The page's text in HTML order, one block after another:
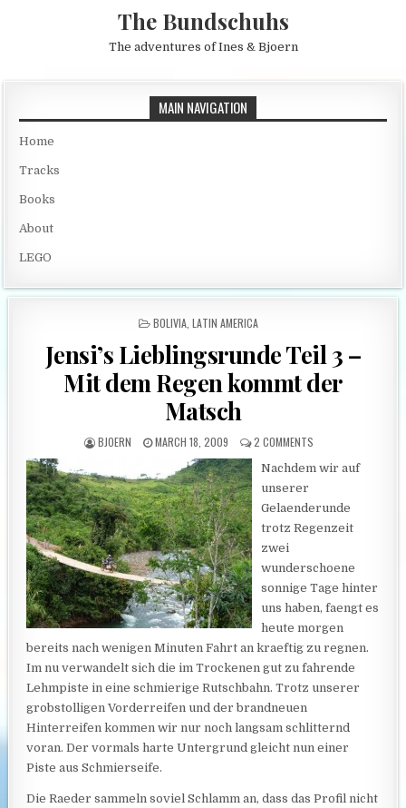
The Bundschuhs
The adventures of Ines & Bjoern
MAIN NAVIGATION
Home
Tracks
Books
About
LEGO
POSTED IN
BOLIVIA LATIN AMERICA
Jensi’s Lieblingsrunde Teil 3 –
Mit dem Regen kommt der
Matsch
AUTHOR:
BJOERN PUBLISHED DATE:
MARCH 18, 2009 2 COMMENTSON JENSI’S
Nachdem wir auf
unserer
Gelaenderunde
trotz Regenzeit
zwei
wunderschoene
sonnige Tage hinter
uns haben, faengt es
heute morgen
bereits nach wenigen Minuten Fahrt an kraeftig zu regnen.
Im nu verwandelt sich die im Trockenen gut zu fahrende
Lehmpiste in eine schmierige Rutschbahn. Trotz unserer
grobstolligen Vorderreifen und der brandneuen
Hinterreifen kommen wir nur noch langsam schlitternd
voran. Der vormals harte Untergrund gleicht nun einer
Piste aus Schmierseife.
Die Raeder sammeln soviel Schlamm an, dass das Profil nicht